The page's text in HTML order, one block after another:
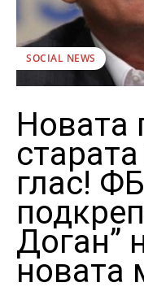
SOCIAL NEWS
Новата
глас!
Доган”
новата